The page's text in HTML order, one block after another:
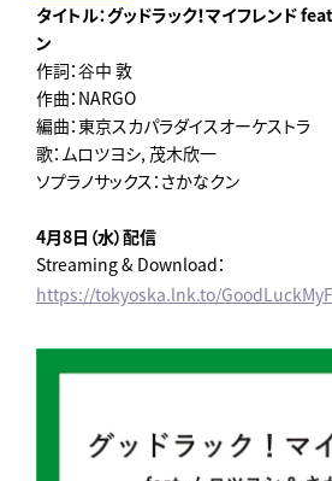
タイトル：グッドラック！マイフレンド
ン
作詞：谷中 敦
作曲：NARGO
編曲：東京スカパラダイスオーケストラ
歌：ムロツヨシ, 茂木欣一
ソプラノサックス：さかなクン
4月8日（水）配信
Streaming & Download：
https://tokyoska.lnk.to/